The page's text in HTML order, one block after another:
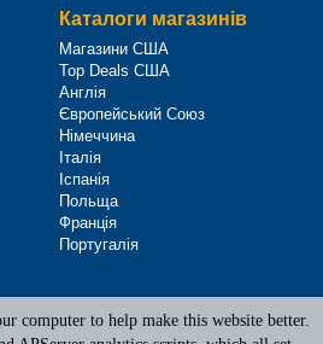
Каталоги магазинів
Магазини США
Top Deals США
Англія
Європейський Союз
Німеччина
Італія
Іспанія
Польща
Франція
Португалія
Service Privacy Policy
computer to help make this website better.